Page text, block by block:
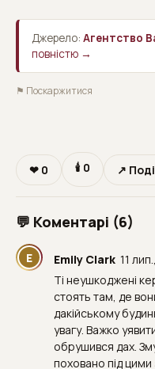
Джерело: Агентство
повністю →
⚑ Поскаржитися
❤ 0 🕯 0 ↗
💬 Коментарі (6)
E Emily Clark 11
Ті неушкоджені
стоять там, де
дакійському
увагу. Важко
обрушився дах.
поховано під